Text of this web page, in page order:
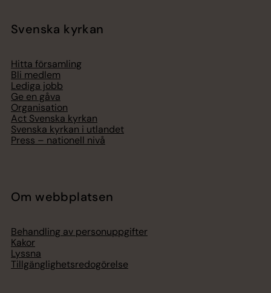
Svenska kyrkan
Hitta församling
Bli medlem
Lediga jobb
Ge en gåva
Organisation
Act Svenska kyrkan
Svenska kyrkan i utlandet
Press – nationell nivå
Om webbplatsen
Behandling av personuppgifter
Kakor
Lyssna
Tillgänglighetsredogörelse